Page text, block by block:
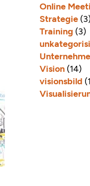
Online
Strategie
Training (3)
Vision (14)
visionsbild